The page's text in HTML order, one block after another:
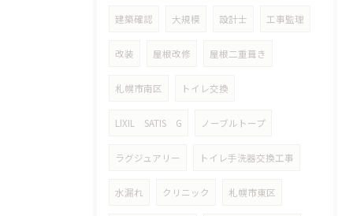
建築確認 大規模 設計士 工事監理
改装 屋根改修 屋根二重葺き
札幌市南区 トイレ交換
LIXIL SATIS G ノーブルトープ
ラグジュアリー トイレ手洗器交換工事
水漏れ クリニック 札幌市東区